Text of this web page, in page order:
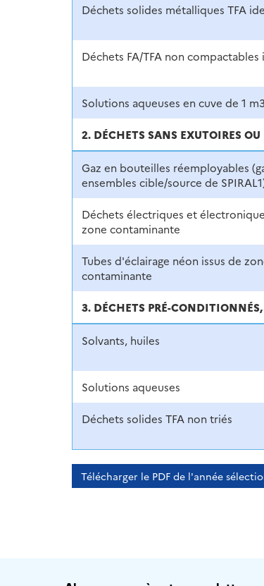
Déchets solides métalliques TFA
Déchets FA/TFA non
Solutions aqueuses en cuve de 1 m3
2. DÉCHETS SANS EXUTOIRES
Gaz en bouteilles réemployables
ensembles cible/source de
Déchets électriques et
zone contaminante
Tubes d'éclairage néon issus de
contaminante
3. DÉCHETS PRÉ-
Solvants, huiles
Solutions aqueuses
Déchets solides TFA non triés
Télécharger le PDF de l'année